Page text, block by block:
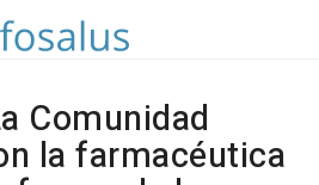
Comunidad
la farmacéutica